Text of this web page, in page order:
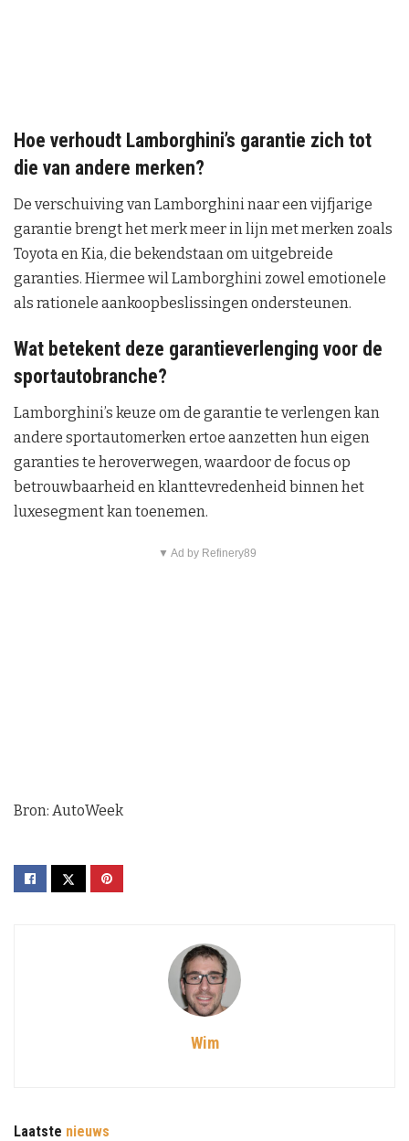
Hoe verhoudt Lamborghini’s garantie zich tot
die van andere merken?
De verschuiving van Lamborghini naar een vijfjarige
garantie brengt het merk meer in lijn met merken zoals
Toyota en Kia, die bekendstaan om uitgebreide
garanties. Hiermee wil Lamborghini zowel emotionele
als rationele aankoopbeslissingen ondersteunen.
Wat betekent deze garantieverlenging voor de
sportautobranche?
Lamborghini’s keuze om de garantie te verlengen kan
andere sportautomerken ertoe aanzetten hun eigen
garanties te heroverwegen, waardoor de focus op
betrouwbaarheid en klanttevredenheid binnen het
luxesegment kan toenemen.
▼ Ad by Refinery89
Bron: AutoWeek
Wim
Laatste nieuws